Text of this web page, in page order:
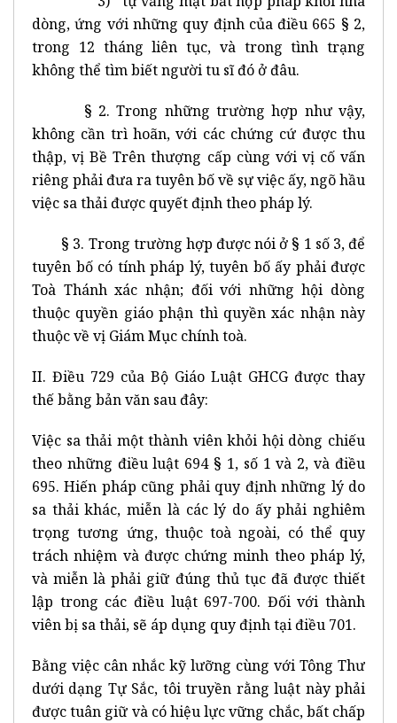
dòng, ứng với những quy định của điều 665 § 2,
trong 12 tháng liên tục, và trong tình trạng
không thể tìm biết người tu sĩ đó ở đâu.
§ 2. Trong những trường hợp như vậy,
không cần trì hoãn, với các chứng cứ được thu
thập, vị Bề Trên thượng cấp cùng với vị cố vấn
riêng phải đưa ra tuyên bố về sự việc ấy, ngõ hầu
việc sa thải được quyết định theo pháp lý.
§ 3. Trong trường hợp được nói ở § 1 số 3, để
tuyên bố có tính pháp lý, tuyên bố ấy phải được
Toà Thánh xác nhận; đối với những hội dòng
thuộc quyền giáo phận thì quyền xác nhận này
thuộc về vị Giám Mục chính toà.
II. Điều 729 của Bộ Giáo Luật GHCG được thay
thế bằng bản văn sau đây:
Việc sa thải một thành viên khỏi hội dòng chiếu
theo những điều luật 694 § 1, số 1 và 2, và điều
695. Hiến pháp cũng phải quy định những lý do
sa thải khác, miễn là các lý do ấy phải nghiêm
trọng tương ứng, thuộc toà ngoài, có thể quy
trách nhiệm và được chứng minh theo pháp lý,
và miễn là phải giữ đúng thủ tục đã được thiết
lập trong các điều luật 697-700. Đối với thành
viên bị sa thải, sẽ áp dụng quy định tại điều 701.
Bằng việc cân nhắc kỹ lưỡng cùng với Tông Thư
dưới dạng Tự Sắc, tôi truyền rằng luật này phải
được tuân giữ và có hiệu lực vững chắc, bất chấp